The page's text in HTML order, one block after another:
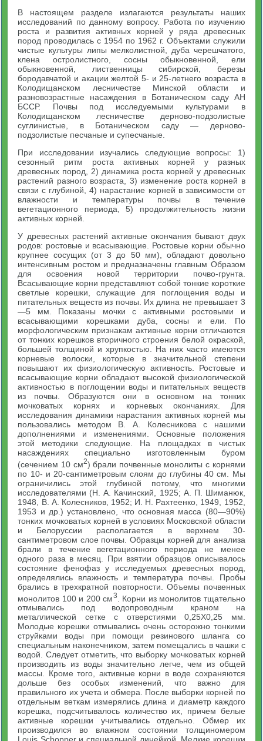
В настоящем разделе излагаются результаты наших
исследований по данному вопросу. Работа по изучению
роста и развития активных корней у ряда древесных
пород проводилась с 1954 по 1962 г. Объектами служили
чистые культуры липы мелколистной, дуба черешчатого,
клена остролистного, сосны обыкновенной, ели
обыкновенной, лиственницы сибирской, березы
бородавчатой и акации желтой 5- и 25-летнего возраста в
Колодищанском лесничестве Минской области и
разновозрастные насаждения в Ботаническом саду АН
БССР. Почвы под исследуемыми культурами в
Колодищанском лесничестве дерново-подзолистые
суглинистые, в Ботаническом саду — дерново-
подзолистые песчаные и супесчаные.
При исследовании изучались следующие вопросы: 1)
сезонный ритм роста активных корней у разных
древесных пород, 2) динамика роста корней у древесных
растений разного возраста, 3) изменение роста корней в
связи с глубиной, 4) нарастание корней в зависимости от
влажности и температуры почвы в течение
вегетационного периода, 5) продолжительность жизни
активных корней.
У древесных растений активные окончания бывают двух
родов: ростовые и всасывающие. Ростовые корни обычно
крупнее сосущих (от 3 до 50 мм), обладают довольно
интенсивным ростом и предназначены главным Образом
для освоения новой территории почво-грунта.
Всасывающие корни представляют собой тонкие короткие
светлые корешки, служащие для поглощения воды и
питательных веществ из почвы. Их длина не превышает 3
—5 мм. Показаны мочки с активными ростовыми и
всасывающими корешками дуба, сосны и ели. По
морфологическим признакам активные корни отличаются
от тонких корешков вторичного строения белой окраской,
большей толщиной и хрупкостью. На них часто имеются
корневые волоски, которые в значительной степени
повышают их физиологическую активность. Ростовые и
всасывающие корни обладают высокой физиологической
активностью в поглощении воды и питательных веществ
из почвы. Образуются они в основном на тонких
мочковатых корнях и корневых окончаниях. Для
исследования динамики нарастания активных корней мы
пользовались методом В. А. Колесникова с нашими
дополнениями и изменениями. Основные положения
этой методики следующие. На площадках в чистых
насаждениях специально изготовленным буром
(сечением 10 см2) брали почвенные монолиты с корнями
по 10- и 20-сантиметровым слоям до глубины 40 см. Мы
ограничились этой глубиной потому, что многими
исследователями (Н. А. Качинский, 1925; А. П. Шиманюк,
1948, В. А. Колесников, 1952; И. Н. Рахтеенко, 1949, 1952,
1953 и др.) установлено, что основная масса (80—90%)
тонких мочковатых корней в условиях Московской области
и Белоруссии располагается в верхнем 30-
сантиметровом слое почвы. Образцы корней для анализа
брали в течение вегетационного периода не менее
одного раза в месяц. При взятии образцов описывалось
состояние фенофаз у исследуемых древесных пород,
определялись влажность и температура почвы. Пробы
брались в трехкратной повторности. Объемы почвенных
монолитов 100 и 200 см3
. Корни из монолитов тщательно
отмывались под водопроводным краном на
металлической сетке с отверстиями 0,25X0,25 мм.
Молодые корешки отмывались очень осторожно тонкими
струйками воды при помощи резинового шланга со
специальным наконечником, затем помещались в чашки с
водой. Следует отметить, что выборку мочковатых корней
производить из воды значительно легче, чем из общей
массы. Кроме того, активные корни в воде сохраняются
дольше без особых изменений, что важно для
правильного их учета и обмера. После выборки корней по
отдельным веткам измерялись длина и диаметр каждого
корешка, подсчитывалось количество их, причем белые
активные корешки учитывались отдельно. Обмер их
производился во влажном состоянии толщиномером